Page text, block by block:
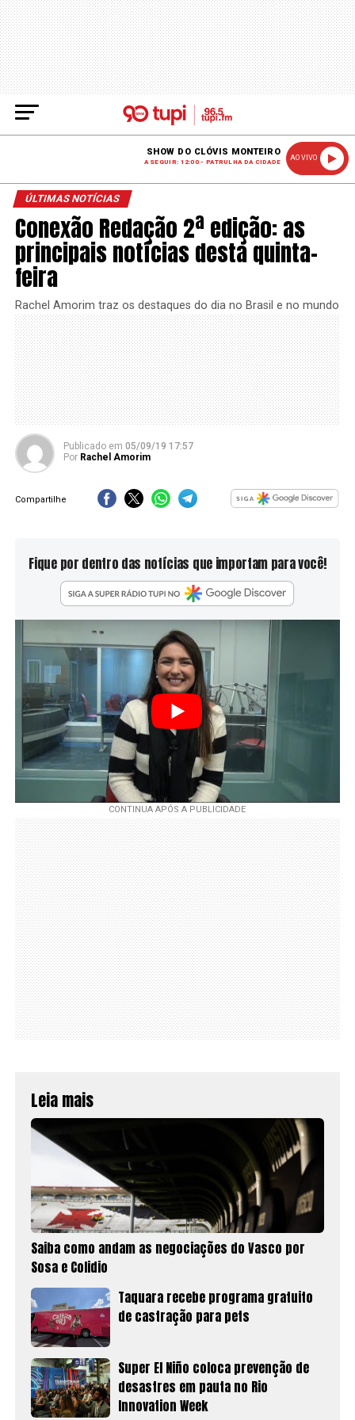
SHOW DO CLÓVIS MONTEIRO
A SEGUIR: 12:00 - PATRULHA DA CIDADE
AO VIVO
ÚLTIMAS NOTÍCIAS
Conexão Redação 2ª edição: as
principais notícias desta quinta-
feira
Rachel Amorim traz os destaques do dia no Brasil e no mundo
Publicado em 05/09/19 17:57
Por Rachel Amorim
Compartilhe
Fique por dentro das notícias que importam para você!
Leia mais
Saiba como andam as negociações do Vasco por
Sosa e Colidio
Taquara recebe programa gratuito
de castração para pets
Super El Niño coloca prevenção de
desastres em pauta no Rio
Innovation Week